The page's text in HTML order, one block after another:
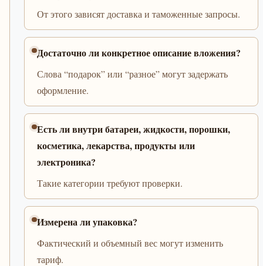
От этого зависят доставка и таможенные запросы.
Достаточно ли конкретное описание вложения?
Слова “подарок” или “разное” могут задержать
оформление.
Есть ли внутри батареи, жидкости, порошки,
косметика, лекарства, продукты или
электроника?
Такие категории требуют проверки.
Измерена ли упаковка?
Фактический и объемный вес могут изменить
тариф.